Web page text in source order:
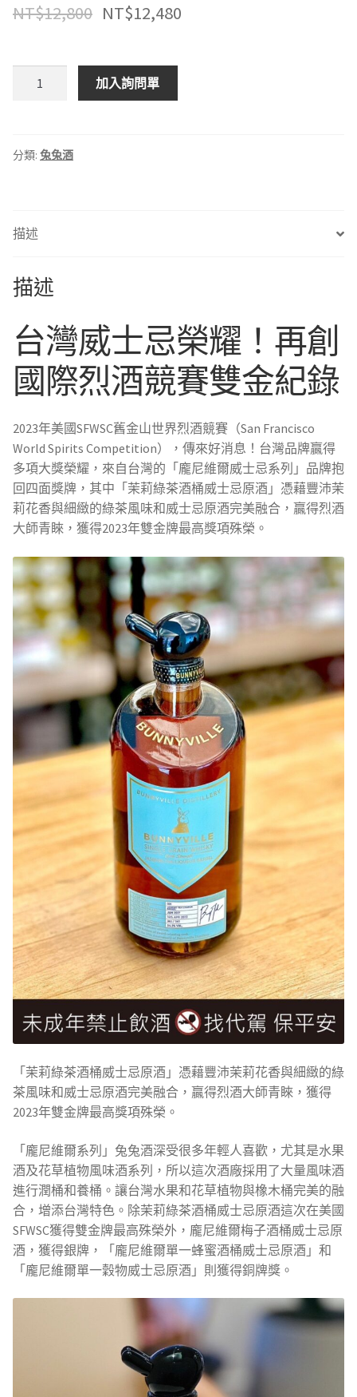
NT$12,800 NT$12,480
原
桶
士
忌
金
組
合
優
數
量
加入詢問單
分類: 兔兔酒
描述
描述
台灣威士忌榮耀！再創
國際烈酒競賽雙金紀錄
2023年美國SFWSC舊金山世界烈酒競賽（San Francisco
World Spirits Competition），傳來好消息！台灣品牌贏得
多項大獎榮耀，來自台灣的「龐尼維爾威士忌系列」品牌抱
回四面獎牌，其中「茉莉綠茶酒桶威士忌原酒」憑藉豐沛茉
莉花香與細緻的綠茶風味和威士忌原酒完美融合，贏得烈酒
大師青睞，獲得2023年雙金牌最高獎項殊榮。
「茉莉綠茶酒桶威士忌原酒」憑藉豐沛茉莉花香與細緻的綠
茶風味和威士忌原酒完美融合，贏得烈酒大師青睞，獲得
2023年雙金牌最高獎項殊榮。
「龐尼維爾系列」兔兔酒深受很多年輕人喜歡，尤其是水果
酒及花草植物風味酒系列，所以這次酒廠採用了大量風味酒
進行潤桶和養桶。讓台灣水果和花草植物與橡木桶完美的融
合，增添台灣特色。除茉莉綠茶酒桶威士忌原酒這次在美國
SFWSC獲得雙金牌最高殊榮外，龐尼維爾梅子酒桶威士忌原
酒，獲得銀牌，「龐尼維爾單一蜂蜜酒桶威士忌原酒」和
「龐尼維爾單一穀物威士忌原酒」則獲得銅牌獎。